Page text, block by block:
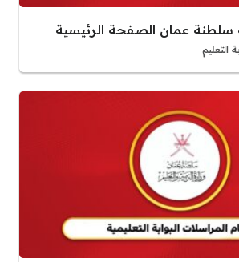
سلطنة عمان الصفحة الرئيسية
التعليم